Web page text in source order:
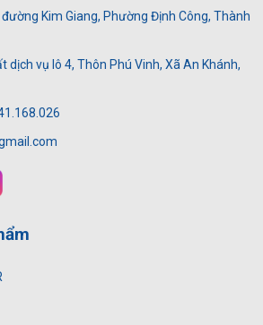
Kim Giang, Phường Định Công, Thành
dịch vụ lô 4, Thôn Phú Vinh, Xã An Khánh,